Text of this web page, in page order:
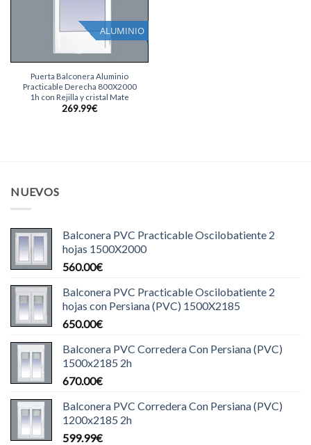
ALUMINIO
Puerta Balconera Aluminio
Practicable Derecha 800X2000
1h con Rejilla y cristal Mate
269.99€
NUEVOS
Balconera PVC Practicable Oscilobatiente 2
hojas 1500X2000
560.00€
Balconera PVC Practicable Oscilobatiente 2
hojas con Persiana (PVC) 1500X2185
650.00€
Balconera PVC Corredera Con Persiana (PVC)
1500x2185 2h
670.00€
Balconera PVC Corredera Con Persiana (PVC)
1200x2185 2h
599.99€